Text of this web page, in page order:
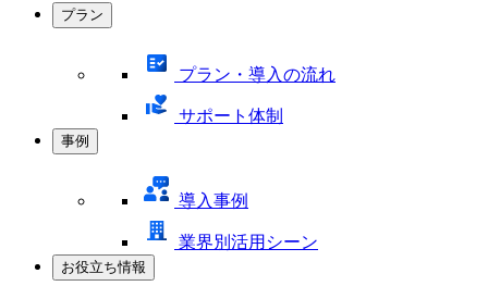
プラン
プラン・導入の流れ
サポート体制
事例
導入事例
業界別活用シーン
お役立ち情報